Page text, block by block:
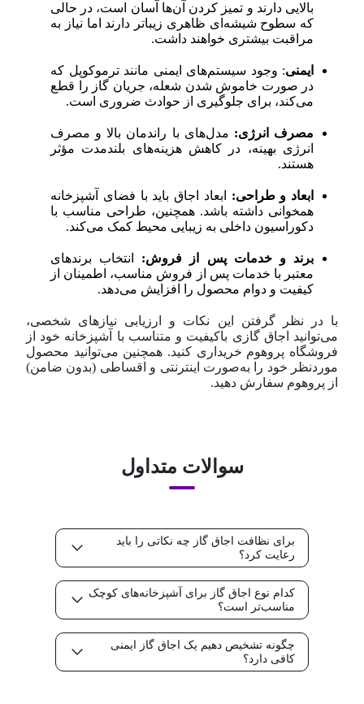
بالایی دارند و تمیز کردن آن‌ها آسان است، در حالی
که سطوح شیشه‌ای ظاهری زیباتر دارند اما نیاز به
مراقبت بیشتری خواهند داشت.
ایمنی: وجود سیستم‌های ایمنی مانند ترموکوپل که
در صورت خاموش شدن شعله، جریان گاز را قطع
می‌کند، برای جلوگیری از حوادث ضروری است.
مصرف انرژی: مدل‌های با راندمان بالا و مصرف
انرژی بهینه، در کاهش هزینه‌های بلندمدت مؤثر
هستند.
ابعاد و طراحی: ابعاد اجاق باید با فضای آشپزخانه
همخوانی داشته باشد. همچنین، طراحی مناسب با
دکوراسیون داخلی به زیبایی محیط کمک می‌کند.
برند و خدمات پس از فروش: انتخاب برندهای
معتبر با خدمات پس از فروش مناسب، اطمینان از
کیفیت و دوام محصول را افزایش می‌دهد.
با در نظر گرفتن این نکات و ارزیابی نیازهای شخصی،
می‌توانید اجاق گازی با‌کیفیت و متناسب با آشپزخانه خود از
فروشگاه پروهوم خریداری کنید. همچنین می‌توانید محصول
مورد‌نظر خود را به‌صورت اینترنتی و اقساطی (بدون ضامن)
از پروهوم سفارش دهید.
سوالات متداول
برای نظافت اجاق گاز چه نکاتی را باید
رعایت کرد؟
کدام نوع اجاق گاز برای آشپزخانه‌های کوچک
مناسب‌تر است؟
چگونه تشخیص دهیم یک اجاق گاز ایمنی
کافی دارد؟